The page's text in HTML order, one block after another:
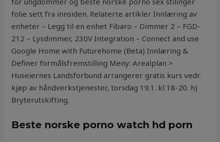
folie sett fra innsiden. Relaterte artikler Innlæring av
enheter – Legg til en enhet Fibaro – Dimmer 2 – FGD-
212 – Lysdimmer, 230V Integration – Connect and use
Google Home with Futurehome (Beta) Innlæring &
Definer formålsfremstilling Meny: Arealplan >
Huseiernes Landsforbund arrangerer gratis kurs vedr.
kjøp av håndverkstjenester, torsdag 19.1. kl 18-20. h)
Bryterutskifting.
Beste norske porno watch hd porn